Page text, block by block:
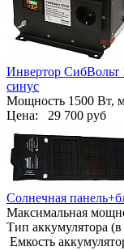
Инвертор
синус
Мощность 1500 Вт,
Цена: 29 700 руб
Солнечная
Максимальная
Тип аккумулятора
Емкость